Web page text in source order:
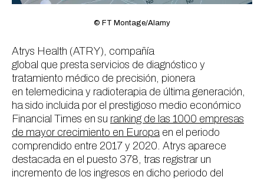
© FT Montage/Alamy
Atrys Health (ATRY), compañía
global que presta servicios de diagnóstico y
tratamiento médico de precisión, pionera
en telemedicina y radioterapia de última generación,
ha sido incluida por el prestigioso medio económico
Financial Times en su ranking de las 1000 empresas
de mayor crecimiento en Europaen el periodo
comprendido entre 2017 y 2020. Atrys aparece
destacada en el puesto 378, tras registrar un
incremento de los ingresos en dicho periodo del